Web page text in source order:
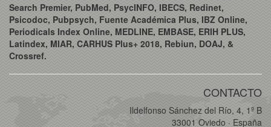
Search Premier, PubMed, PsycINFO, IBECS, Redinet,
Psicodoc, Pubpsych, Fuente Académica Plus, IBZ Online,
Periodicals Index Online, MEDLINE, EMBASE, ERIH PLUS,
Latindex, MIAR, CARHUS Plus+ 2018, Rebiun, DOAJ, &
Crossref.
CONTACTO
Ildelfonso Sánchez del Río, 4, 1º B
33001 Oviedo · España